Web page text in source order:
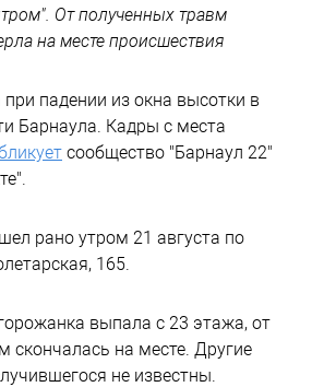
От полученных травм
на месте происшествия
падении из окна высотки в
Барнаула. Кадры с места
сообщество "Барнаул 22"
рано утром 21 августа по
165.
выпала с 23 этажа, от
скончалась на месте. Другие
не известны.